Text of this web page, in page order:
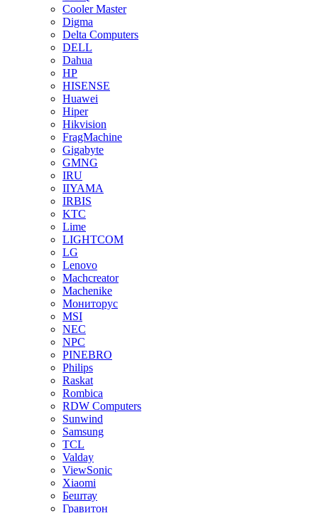
Cooler Master
Digma
Delta Computers
DELL
Dahua
HP
HISENSE
Huawei
Hiper
Hikvision
FragMachine
Gigabyte
GMNG
IRU
IIYAMA
IRBIS
KTC
Lime
LIGHTCOM
LG
Lenovo
Machcreator
Machenike
Мониторус
MSI
NEC
NPC
PINEBRO
Philips
Raskat
Rombica
RDW Computers
Sunwind
Samsung
TCL
Valday
ViewSonic
Xiaomi
Бештау
Гравитон